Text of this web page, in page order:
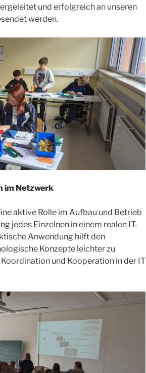
und erfolgreich an unseren
werden.
im Netzwerk
aktive Rolle im Aufbau und Betrieb
jedes Einzelnen in einem realen IT-
Anwendung hilft den
Konzepte leichter zu
und Kooperation in der IT